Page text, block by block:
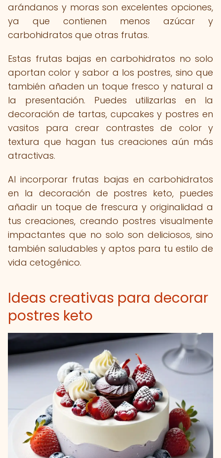
arándanos y moras son excelentes opciones,
ya que contienen menos azúcar y
carbohidratos que otras frutas.
Estas frutas bajas en carbohidratos no solo
aportan color y sabor a los postres, sino que
también añaden un toque fresco y natural a
la presentación. Puedes utilizarlas en la
decoración de tartas, cupcakes y postres en
vasitos para crear contrastes de color y
textura que hagan tus creaciones aún más
atractivas.
Al incorporar frutas bajas en carbohidratos
en la decoración de postres keto, puedes
añadir un toque de frescura y originalidad a
tus creaciones, creando postres visualmente
impactantes que no solo son deliciosos, sino
también saludables y aptos para tu estilo de
vida cetogénico.
Ideas creativas para decorar
postres keto